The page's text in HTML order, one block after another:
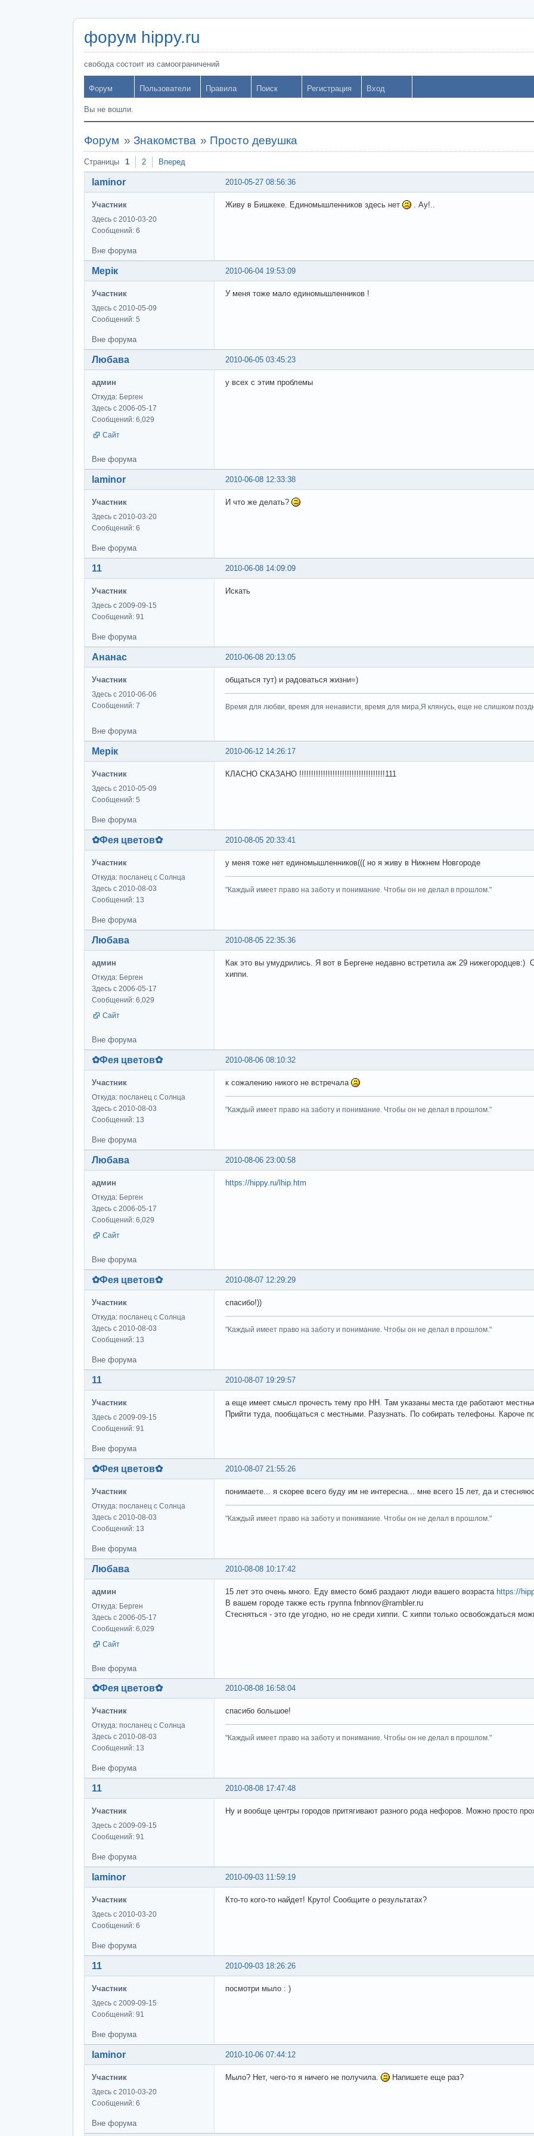
форум hippy.ru
свобода состоит из самоограничений
Форум Пользователи Правила Поиск Регистрация Вход
Вы не вошли.
Форум » Знакомства » Просто девушка
Страницы 1 2 Вперед
2010-05-27 08:56:36
laminor
Участник
Здесь с 2010-03-20
Сообщений: 6
Живу в Бишкеке. Единомышленников здесь нет . Ау!..
Вне форума
2010-06-04 19:53:09
Мерік
Участник
Здесь с 2010-05-09
Сообщений: 5
У меня тоже мало единомышленников !
Вне форума
2010-06-05 03:45:23
Любава
админ
Откуда: Берген
Здесь с 2006-05-17
Сообщений: 6,029
Сайт
у всех с этим проблемы
Вне форума
2010-06-08 12:33:38
laminor
Участник
Здесь с 2010-03-20
Сообщений: 6
И что же делать?
Вне форума
2010-06-08 14:09:09
11
Участник
Здесь с 2009-09-15
Сообщений: 91
Искать
Вне форума
2010-06-08 20:13:05
Ананас
Участник
Здесь с 2010-06-06
Сообщений: 7
общаться тут) и радоваться жизни=)
Время для любви, время для ненависти, время для мира,Я клянусь, еще не слишком
Вне форума
2010-06-12 14:26:17
Мерік
Участник
Здесь с 2010-05-09
Сообщений: 5
КЛАСНО СКАЗАНО !!!!!!!!!!!!!!!!!!!!!!!!!!!!!!!!!!!!111
Вне форума
2010-08-05 20:33:41
✿Фея цветов✿
Участник
Откуда: посланец с Солнца
Здесь с 2010-08-03
Сообщений: 13
у меня тоже нет единомышленников((( но я живу в Нижнем Новгороде
"Каждый имеет право на заботу и понимание. Чтобы он не делал в прошлом."
Вне форума
2010-08-05 22:35:36
Любава
админ
Откуда: Берген
Здесь с 2006-05-17
Сообщений: 6,029
Сайт
Как это вы умудрились. Я вот в Бергене недавно встретила аж 29
хиппи.
Вне форума
2010-08-06 08:10:32
✿Фея цветов✿
Участник
Откуда: посланец с Солнца
Здесь с 2010-08-03
Сообщений: 13
к сожалению никого не встречала
"Каждый имеет право на заботу и понимание. Чтобы он не делал в прошлом."
Вне форума
2010-08-06 23:00:58
Любава
админ
Откуда: Берген
Здесь с 2006-05-17
Сообщений: 6,029
Сайт
https://hippy.ru/lhip.htm
Вне форума
2010-08-07 12:29:29
✿Фея цветов✿
Участник
Откуда: посланец с Солнца
Здесь с 2010-08-03
Сообщений: 13
спасибо!))
"Каждый имеет право на заботу и понимание. Чтобы он не делал в прошлом."
Вне форума
2010-08-07 19:29:57
11
Участник
Здесь с 2009-09-15
Сообщений: 91
а еще имеет смысл прочесть тему про НН. Там указаны места где работают
Прийти туда, пообщаться с местными. Разузнать. По собирать телефоны. Кароче
Вне форума
2010-08-07 21:55:26
✿Фея цветов✿
Участник
Откуда: посланец с Солнца
Здесь с 2010-08-03
Сообщений: 13
понимаете... я скорее всего буду им не интересна... мне всего 15 лет, да и
"Каждый имеет право на заботу и понимание. Чтобы он не делал в прошлом."
Вне форума
2010-08-08 10:17:42
Любава
админ
Откуда: Берген
Здесь с 2006-05-17
Сообщений: 6,029
Сайт
15 лет это очень много. Еду вместо бомб раздают люди вашего возраста https://
В вашем городе также есть группа fnbnnov@rambler.ru
Стесняться - это где угодно, но не среди хиппи. С хиппи только освобождаться
Вне форума
2010-08-08 16:58:04
✿Фея цветов✿
Участник
Откуда: посланец с Солнца
Здесь с 2010-08-03
Сообщений: 13
спасибо большое!
"Каждый имеет право на заботу и понимание. Чтобы он не делал в прошлом."
Вне форума
2010-08-08 17:47:48
11
Участник
Здесь с 2009-09-15
Сообщений: 91
Ну и вообще центры городов притягивают разного рода нефоров. Можно просто
Вне форума
2010-09-03 11:59:19
laminor
Участник
Здесь с 2010-03-20
Сообщений: 6
Кто-то кого-то найдет! Круто! Сообщите о результатах?
Вне форума
2010-09-03 18:26:26
11
Участник
Здесь с 2009-09-15
Сообщений: 91
посмотри мыло : )
Вне форума
2010-10-06 07:44:12
laminor
Участник
Здесь с 2010-03-20
Сообщений: 6
Мыло? Нет, чего-то я ничего не получила. Напишете еще раз?
Вне форума